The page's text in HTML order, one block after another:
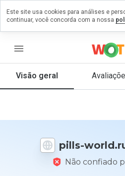
menu
Visão geral
pills-
Não confiado
um
pills-
que
Este site usa cookies para análises e
continuar, você concorda com a nossa